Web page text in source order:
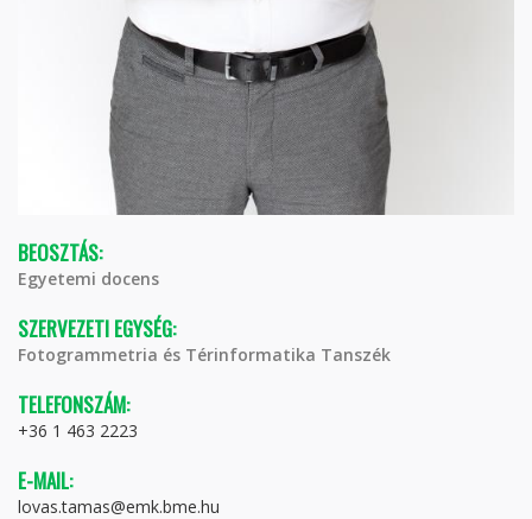
BEOSZTÁS:
Egyetemi docens
SZERVEZETI EGYSÉG:
Fotogrammetria és Térinformatika Tanszék
TELEFONSZÁM:
+36 1 463 2223
E-MAIL:
lovas.tamas@emk.bme.hu